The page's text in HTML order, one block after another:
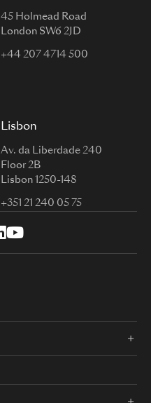
45 Holmead Road
London SW6 2JD
+44 207 4714 500
Lisbon
Av. da Liberdade 240
Floor 2B
Lisbon 1250-148
+351 21 240 05 75